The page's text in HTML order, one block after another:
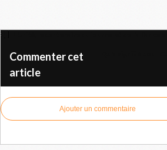
Commenter cet
article
Ajouter un commentaire